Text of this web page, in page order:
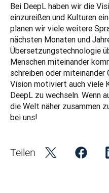
Bei DeepL haben wir die
einzureißen und Kulturen
planen wir viele weitere
nächsten Monaten und
Übersetzungstechnologie
Menschen miteinander
schreiben oder miteinander
Vision motiviert auch viele
DeepL zu wechseln. Wenn
die Welt näher zusammen
bei uns!
Teilen